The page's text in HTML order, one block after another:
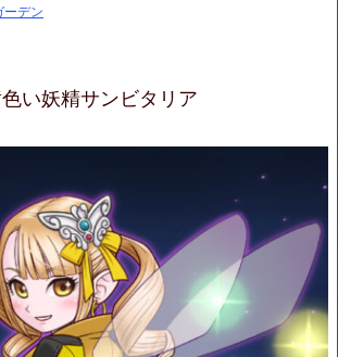
ーデン
い妖精サンビタリア